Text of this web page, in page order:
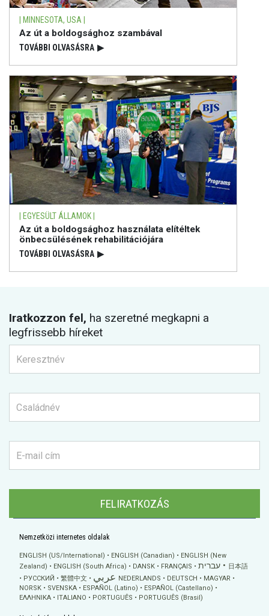
| MINNESOTA, USA |
Az út a boldogsághoz szambával
TOVÁBBI OLVASÁSRA ▶
| EGYESÜLT ÁLLAMOK |
Az út a boldogsághoz használata elítéltek
önbecsülésének rehabilitációjára
TOVÁBBI OLVASÁSRA ▶
Iratkozzon fel, ha szeretné megkapni a
legfrissebb híreket
FELIRATKOZÁS
Nemzetközi internetes oldalak
ENGLISH (US/International) ENGLISH (Canadian)
ENGLISH (New
Zealand)
ENGLISH (South Africa) DANSK FRANÇAIS עברית
日本語
РУССКИЙ
繁體中文 عربي NEDERLANDS DEUTSCH
MAGYAR
NORSK
SVENSKA ESPAÑOL (Latino)
ESPAÑOL (Castellano)
ΕΛΛΗΝΙΚA
ITALIANO PORTUGUÊS PORTUGUÊS (Brasil)